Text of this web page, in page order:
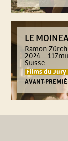
R
T
LE
Ramon
2024
Suisse
Films du Jury
AVANT-